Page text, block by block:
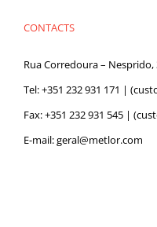
CONTACTS
Rua Corredoura – Nesprido,
Tel:+351 232 931 171 |
Fax: +351 232 931 545 |
E-mail:geral@metlor.com